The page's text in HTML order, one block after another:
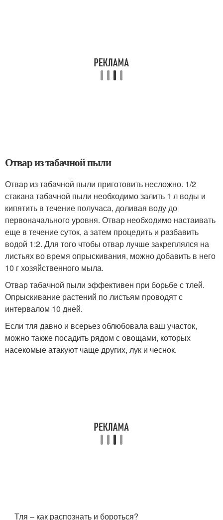
Отвар из табачной пыли
Отвар из табачной пыли приготовить несложно. 1/2
стакана табачной пыли необходимо залить 1 л воды и
кипятить в течение получаса, доливая воду до
первоначального уровня. Отвар необходимо настаивать
еще в течение суток, а затем процедить и разбавить
водой 1:2. Для того чтобы отвар лучше закреплялся на
листьях во время опрыскивания, можно добавить в него
10 г хозяйственного мыла.
Отвар табачной пыли эффективен при борьбе с тлей.
Опрыскивание растений по листьям проводят с
интервалом 10 дней.
Если тля давно и всерьез облюбовала ваш участок,
можно также посадить рядом с овощами, которых
насекомые атакуют чаще других, лук и чеснок.
Тля – как распознать и бороться?